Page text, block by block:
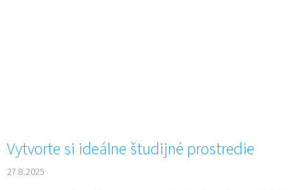
Vytvorte si ideálne študijné prostredie
27.8.2025